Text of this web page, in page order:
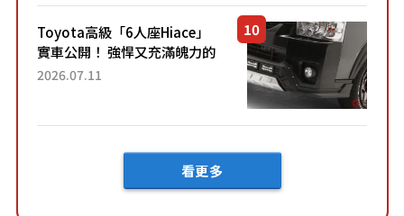
車？...
Toyota高級「6人座Hiace」
實車公開！ 強悍又充滿魄力的
「全黑設計」搭配特別「豪華
2026.07.11
看更多